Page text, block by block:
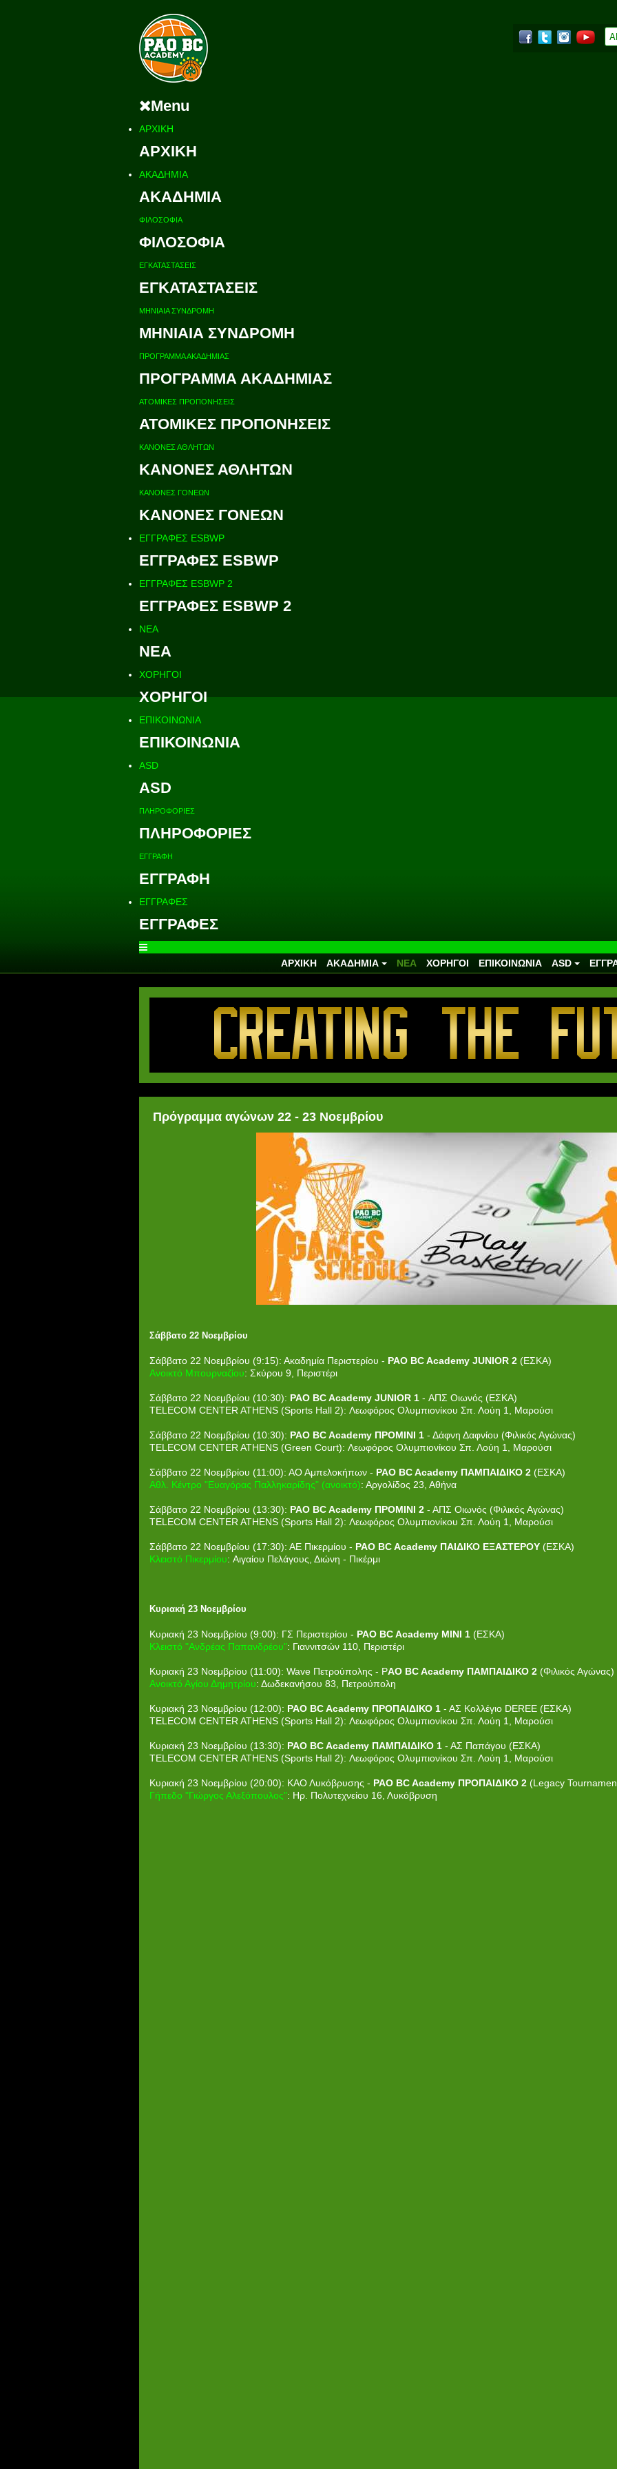
Menu
ΑΡΧΙΚΗ
ΑΡΧΙΚΗ
ΑΚΑΔΗΜΙΑ
ΑΚΑΔΗΜΙΑ
ΦΙΛΟΣΟΦΙΑ
ΦΙΛΟΣΟΦΙΑ
ΕΓΚΑΤΑΣΤΑΣΕΙΣ
ΕΓΚΑΤΑΣΤΑΣΕΙΣ
ΜΗΝΙΑΙΑ ΣΥΝΔΡΟΜΗ
ΜΗΝΙΑΙΑ ΣΥΝΔΡΟΜΗ
ΠΡΟΓΡΑΜΜΑ ΑΚΑΔΗΜΙΑΣ
ΠΡΟΓΡΑΜΜΑ ΑΚΑΔΗΜΙΑΣ
ΑΤΟΜΙΚΕΣ ΠΡΟΠΟΝΗΣΕΙΣ
ΑΤΟΜΙΚΕΣ ΠΡΟΠΟΝΗΣΕΙΣ
ΚΑΝΟΝΕΣ ΑΘΛΗΤΩΝ
ΚΑΝΟΝΕΣ ΑΘΛΗΤΩΝ
ΚΑΝΟΝΕΣ ΓΟΝΕΩΝ
ΚΑΝΟΝΕΣ ΓΟΝΕΩΝ
ΕΓΓΡΑΦΕΣ ESBWP
ΕΓΓΡΑΦΕΣ ESBWP
ΕΓΓΡΑΦΕΣ ESBWP 2
ΕΓΓΡΑΦΕΣ ESBWP 2
ΝΕΑ
ΝΕΑ
ΧΟΡΗΓΟΙ
ΧΟΡΗΓΟΙ
ΕΠΙΚΟΙΝΩΝΙΑ
ΕΠΙΚΟΙΝΩΝΙΑ
ASD
ASD
ΠΛΗΡΟΦΟΡΙΕΣ
ΠΛΗΡΟΦΟΡΙΕΣ
ΕΓΓΡΑΦΗ
ΕΓΓΡΑΦΗ
ΕΓΓΡΑΦΕΣ
ΕΓΓΡΑΦΕΣ
ΑΡΧΙΚΗ ΑΚΑΔΗΜΙΑ ΝΕΑ ΧΟΡΗΓΟΙ ΕΠΙΚΟΙΝΩΝΙΑ ASD
Πρόγραμμα αγώνων 22 - 23 Νοεμβρίου
Σάββατο 22 Νοεμβρίου
Σάββατο 22 Νοεμβρίου (9:15): Ακαδημία Περιστερίου - PAO BC Academy JUNIOR 2 (ΕΣΚΑ)
Ανοικτό Μπουρναζίου: Σκύρου 9, Περιστέρι
Σάββατο 22 Νοεμβρίου (10:30): PAO BC Academy JUNIOR 1 - ΑΠΣ Οιωνός (ΕΣΚΑ)
TELECOM CENTER ATHENS (Sports Hall 2): Λεωφόρος Ολυμπιονίκου Σπ. Λούη 1, Μαρούσι
Σάββατο 22 Νοεμβρίου (10:30): PAO BC Academy ΠΡΟΜΙΝΙ 1 - Δάφνη Δαφνίου (Φιλικός Αγώνας)
TELECOM CENTER ATHENS (Green Court): Λεωφόρος Ολυμπιονίκου Σπ. Λούη 1, Μαρούσι
Σάββατο 22 Νοεμβρίου (11:00): ΑΟ Αμπελοκήπων - PAO BC Academy ΠΑΜΠΑΙΔΙΚΟ 2 (ΕΣΚΑ)
Αθλ. Κέντρο "Ευαγόρας Παλληκαρίδης" (ανοικτό): Αργολίδος 23, Αθήνα
Σάββατο 22 Νοεμβρίου (13:30): PAO BC Academy ΠΡΟΜΙΝΙ 2 - ΑΠΣ Οιωνός (Φιλικός Αγώνας)
TELECOM CENTER ATHENS (Sports Hall 2): Λεωφόρος Ολυμπιονίκου Σπ. Λούη 1, Μαρούσι
Σάββατο 22 Νοεμβρίου (17:30): ΑΕ Πικερμίου - PAO BC Academy ΠΑΙΔΙΚΟ ΕΞΑΣΤΕΡΟΥ (ΕΣΚΑ)
Κλειστό Πικερμίου: Αιγαίου Πελάγους, Διώνη - Πικέρμι
Κυριακή 23 Νοεμβρίου
Κυριακή 23 Νοεμβρίου (9:00): ΓΣ Περιστερίου - PAO BC Academy ΜΙΝΙ 1 (ΕΣΚΑ)
Κλειστό "Ανδρέας Παπανδρέου": Γιαννιτσών 110, Περιστέρι
Κυριακή 23 Νοεμβρίου (11:00): Wave Πετρούπολης - PAO BC Academy ΠΑΜΠΑΙΔΙΚΟ 2 (Φιλικός Αγώνας)
Ανοικτό Αγίου Δημητρίου: Δωδεκανήσου 83, Πετρούπολη
Κυριακή 23 Νοεμβρίου (12:00): PAO BC Academy ΠΡΟΠΑΙΔΙΚΟ 1 - ΑΣ Κολλέγιο DEREE (ΕΣΚΑ)
TELECOM CENTER ATHENS (Sports Hall 2): Λεωφόρος Ολυμπιονίκου Σπ. Λούη 1, Μαρούσι
Κυριακή 23 Νοεμβρίου (13:30): PAO BC Academy ΠΑΜΠΑΙΔΙΚΟ 1 - ΑΣ Παπάγου (ΕΣΚΑ)
TELECOM CENTER ATHENS (Sports Hall 2): Λεωφόρος Ολυμπιονίκου Σπ. Λούη 1, Μαρούσι
Κυριακή 23 Νοεμβρίου (20:00): ΚΑΟ Λυκόβρυσης - PAO BC Academy ΠΡΟΠΑΙΔΙΚΟ 2 (Legacy
Γήπεδο "Γιώργος Αλεξόπουλος": Ηρ. Πολυτεχνείου 16, Λυκόβρυση